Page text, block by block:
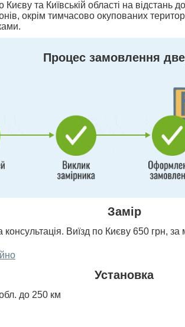
та Київській області на відстань
окрім тимчасово окупованих
Процес замовлення
Замір
Виїзд по Києву 650 грн,
Установка
до 250 км